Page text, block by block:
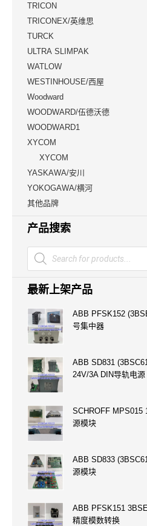
TRICON
TRICONEX/英维思
TURCK
ULTRA SLIMPAK
WATLOW
WESTINHOUSE/西屋
Woodward
WOODWARD/伍德沃德
WOODWARD1
XYCOM
XYCOM
YASKAWA/安川
YOKOGAWA/横河
其他品牌
产品搜索
Products
search
最新上架产品
ABB PFSK152
号集中器
ABB SD831
24V/3A DIN导轨电源
SCHROFF MPS015
源模块
ABB SD833
源模块
ABB PFSK151
精度模数转换